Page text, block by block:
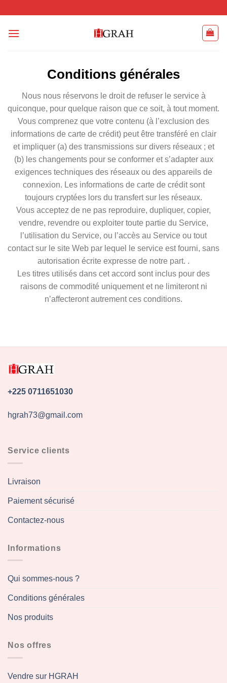
contenu
Conditions générales
Nous nous réservons le droit de refuser le service à
quiconque, pour quelque raison que ce soit, à tout moment.
Vous comprenez que votre contenu (à l’exclusion des
informations de carte de crédit) peut être transféré en clair
et impliquer (a) des transmissions sur divers réseaux ; et
(b) les changements pour se conformer et s’adapter aux
exigences techniques des réseaux ou des appareils de
connexion. Les informations de carte de crédit sont
toujours cryptées lors du transfert sur les réseaux.
Vous acceptez de ne pas reproduire, dupliquer, copier,
vendre, revendre ou exploiter toute partie du Service,
l’utilisation du Service, ou l’accès au Service ou tout
contact sur le site Web par lequel le service est fourni, sans
autorisation écrite expresse de notre part. .
Les titres utilisés dans cet accord sont inclus pour des
raisons de commodité uniquement et ne limiteront ni
n’affecteront autrement ces conditions.
+225 0711651030
hgrah73@gmail.com
Service clients
Livraison
Paiement sécurisé
Contactez-nous
Informations
Qui sommes-nous ?
Conditions générales
Nos produits
Nos offres
Vendre sur HGRAH